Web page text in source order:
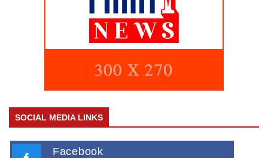
SOCIAL MEDIA LINKS
Facebook